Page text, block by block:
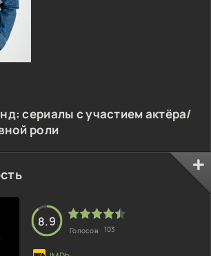
сериалы с участием актёра/
роли
8.9
Голосов: 103